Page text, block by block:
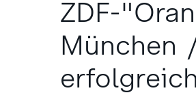
ZDF-
München